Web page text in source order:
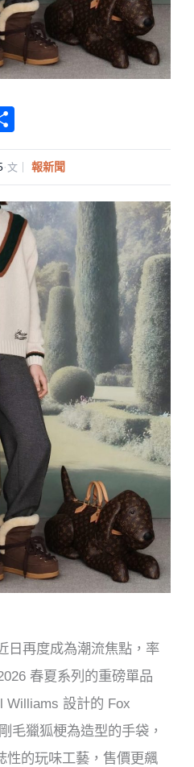
享
·文｜ 報新聞
日再度成為潮流焦點，率
春夏系列的重磅單品
設計的 Fox
毛獵狐梗為造型的手袋，
性的玩味工藝，售價更飆